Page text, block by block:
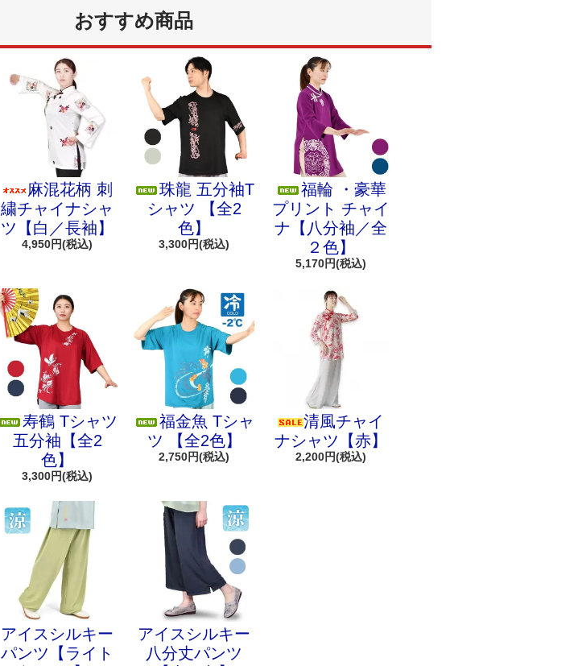
おすすめ商品
麻混花柄 刺
繍チャイナシャ
ツ【白／長袖】
4,950円(税込)
珠龍 五分袖T
シャツ 【全2
色】
3,300円(税込)
福輪 ・豪華
プリント チャイ
ナ【八分袖／全
２色】
5,170円(税込)
寿鶴 Tシャツ
五分袖【全2
色】
3,300円(税込)
福金魚 Tシャ
ツ 【全2色】
2,750円(税込)
清風チャイ
ナシャツ【赤】
2,200円(税込)
アイスシルキー
パンツ【ライト
アイスシルキー
八分丈パンツ